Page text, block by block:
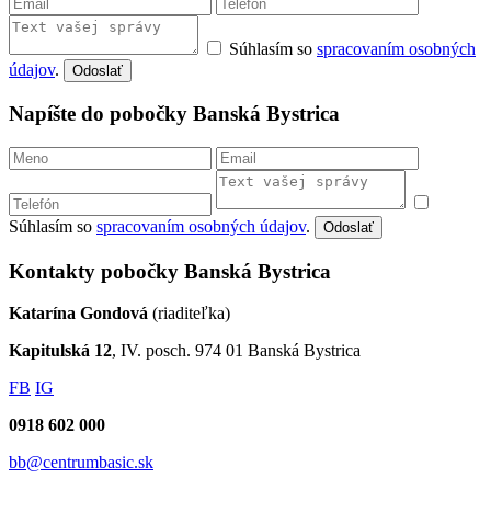
Súhlasím so spracovaním osobných
údajov. Odoslať
Napíšte do pobočky Banská Bystrica
Súhlasím so spracovaním osobných údajov. Odoslať
Kontakty pobočky Banská Bystrica
Katarína Gondová (riaditeľka)
Kapitulská 12, IV. posch. 974 01 Banská Bystrica
FB IG
0918 602 000
bb@centrumbasic.sk